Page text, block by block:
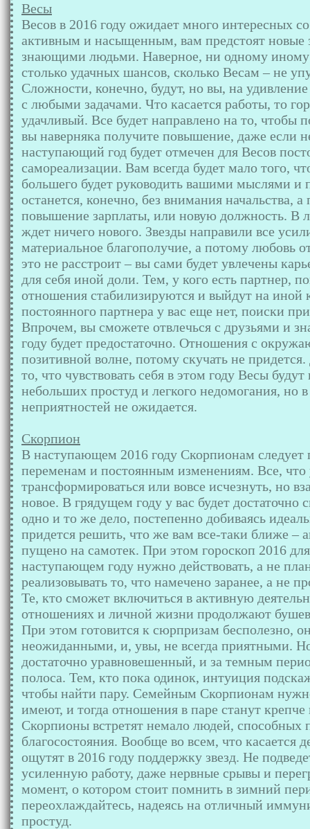
Весы
Весов в 2016 году ожидает много интересных
активным и насыщенным, вам предстоят новые
знающими людьми. Наверное, ни одному иному
столько удачных шансов, сколько Весам – не
Сложности, конечно, будут, но вы, на удивление
с любыми задачами. Что касается работы, то
удачливый. Все будет направлено на то, чтобы
вы наверняка получите повышение, даже если
наступающий год будет отмечен для Весов
самореализации. Вам всегда будет мало того,
большего будет руководить вашими мыслями и
останется, конечно, без внимания начальства,
повышение зарплаты, или новую должность. В
ждет ничего нового. Звезды направили все
материальное благополучие, а потому любовь
это не расстроит – вы сами будет увлечены
для себя иной доли. Тем, у кого есть партнер,
отношения стабилизируются и выйдут на иной
постоянного партнера у вас еще нет, поиски
Впрочем, вы сможете отвлечься с друзьями и
году будет предостаточно. Отношения с
позитивной волне, потому скучать не
то, что чувствовать себя в этом году Весы
небольших простуд и легкого недомогания, но
неприятностей не ожидается.
Скорпион
В наступающем 2016 году Скорпионам следует
переменам и постоянным изменениям. Все, что
трансформироваться или вовсе исчезнуть, но
новое. В грядущем году у вас будет достаточно
одно и то же дело, постепенно добиваясь
придется решить, что же вам все-таки ближе –
пущено на самотек. При этом гороскоп 2016
наступающем году нужно действовать, а не
реализовывать то, что намечено заранее, а не
Те, кто сможет включиться в активную
отношениях и личной жизни продолжают
При этом готовится к сюрпризам бесполезно,
неожиданными, и, увы, не всегда приятными.
достаточно уравновешенный, и за темным
полоса. Тем, кто пока одинок, интуиция
чтобы найти пару. Семейным Скорпионам
имеют, и тогда отношения в паре станут
Скорпионы встретят немало людей, способных
благосостояния. Вообще во всем, что касается
ощутят в 2016 году поддержку звезд. Не
усиленную работу, даже нервные срывы и
момент, о котором стоит помнить в зимний
переохлаждайтесь, надеясь на отличный
простуд.